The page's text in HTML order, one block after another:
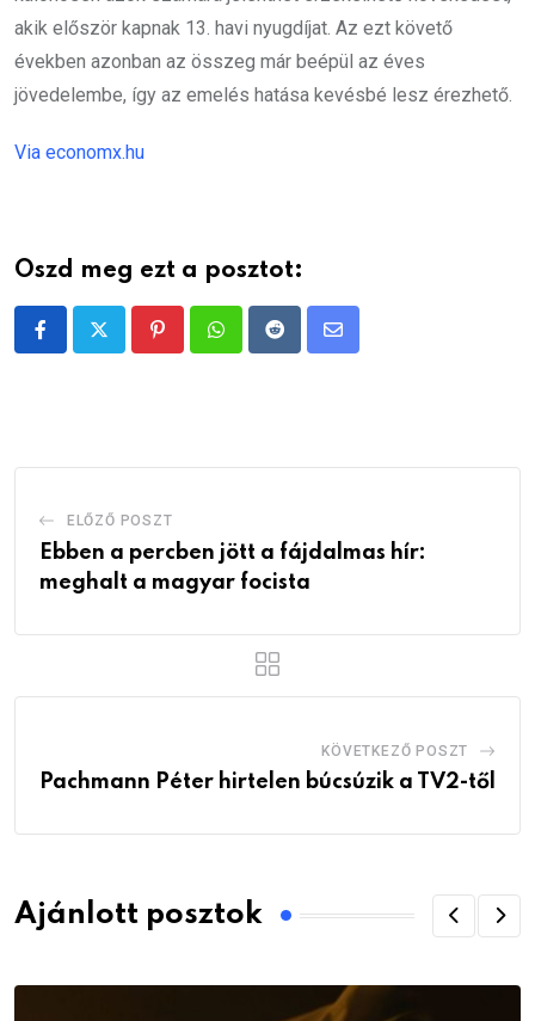
akik először kapnak 13. havi nyugdíjat. Az ezt követő
években azonban az összeg már beépül az éves
jövedelembe, így az emelés hatása kevésbé lesz érezhető.
Via economx.hu
Oszd meg ezt a posztot:
PinterestWhatsappRedditShare
ELŐZŐ POSZT
Ebben a percben jött a fájdalmas hír:
meghalt a magyar focista
KÖVETKEZŐ POSZT
Pachmann Péter hirtelen búcsúzik a TV2-től
Ajánlott posztok